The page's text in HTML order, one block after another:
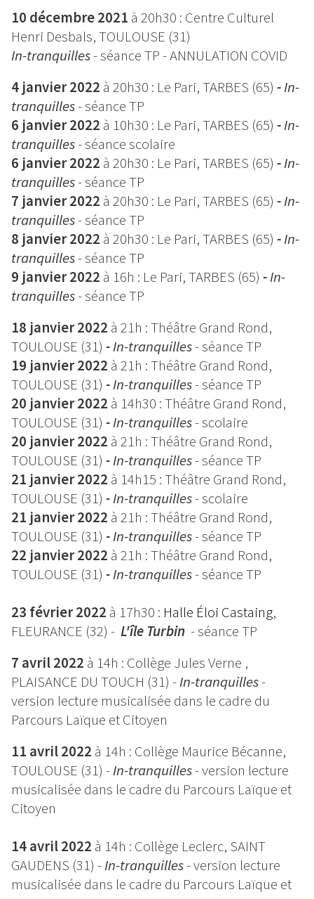
10 décembre 2021 à 20h30 : Centre Culturel
Henri Desbals, TOULOUSE (31)
In-tranquilles- séance TP - ANNULATION COVID
4 janvier 2022 à 20h30 : Le Pari, TARBES (65) -In-
tranquilles- séance TP
6 janvier 2022 à 10h30 : Le Pari, TARBES (65) -In-
tranquilles- séance scolaire
6 janvier 2022 à 20h30 : Le Pari, TARBES (65) -In-
tranquilles- séance TP
7 janvier 2022 à 20h30 : Le Pari, TARBES (65) -In-
tranquilles- séance TP
8 janvier 2022 à 20h30 : Le Pari, TARBES (65) -In-
tranquilles- séance TP
9 janvier 2022 à 16h : Le Pari, TARBES (65) -In-
tranquilles- séance TP
18 janvier 2022 à 21h : Théâtre Grand Rond,
TOULOUSE (31) -In-tranquilles- séance TP
19 janvier 2022 à 21h : Théâtre Grand Rond,
TOULOUSE (31) -In-tranquilles- séance TP
20 janvier 2022 à 14h30 : Théâtre Grand Rond,
TOULOUSE (31) -In-tranquilles- scolaire
20 janvier 2022 à 21h : Théâtre Grand Rond,
TOULOUSE (31) -In-tranquilles- séance TP
21 janvier 2022 à 14h15 : Théâtre Grand Rond,
TOULOUSE (31) -In-tranquilles- scolaire
21 janvier 2022 à 21h : Théâtre Grand Rond,
TOULOUSE (31) -In-tranquilles- séance TP
22 janvier 2022 à 21h : Théâtre Grand Rond,
TOULOUSE (31) -In-tranquilles- séance TP
23 février 2022 à 17h30 : Halle Éloi Castaing,
FLEURANCE (32) - L'île Turbin - séance TP
7 avril 2022 à 14h : Collège Jules Verne ,
PLAISANCE DU TOUCH (31) -In-tranquilles-
version lecture musicalisée dans le cadre du
Parcours Laïque et Citoyen
11 avril 2022 à 14h : Collège Maurice Bécanne,
TOULOUSE (31) -In-tranquilles- version lecture
musicalisée dans le cadre du Parcours Laïque et
Citoyen
14 avril 2022 à 14h : Collège Leclerc, SAINT
GAUDENS (31) -In-tranquilles- version lecture
musicalisée dans le cadre du Parcours Laïque et